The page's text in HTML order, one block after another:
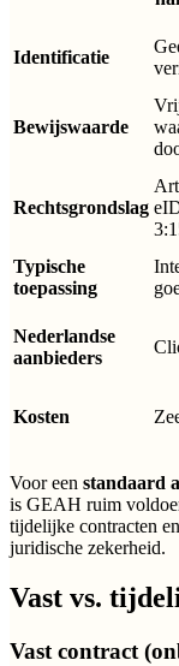
Identificatie
Bewijswaarde
Rechtsgrondslag
Typische
toepassing
Nederlandse
aanbieders
Kosten
Voor een standaard
is GEAH ruim
tijdelijke contracten
juridische zekerheid.
Vast vs.
Vast contract